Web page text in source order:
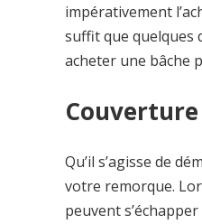
impérativement
suffit que quelques
acheter une bâche
Qu’il s’agisse de
votre remorque.
peuvent